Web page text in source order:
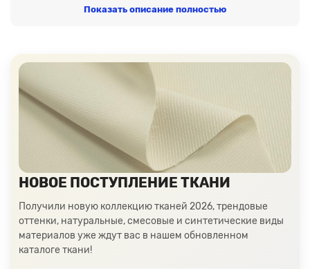
вы можете оформить заказ на нарезку бесплатных образцов.
Полупрозрачность и текстура
Сетка гофрированная в горошек отличается своей
полупрозрачной структурой, что позволяет создавать легкие
и воздушные наряды. Она мягкая на ощупь, приятная к телу и
обладает эластичностью, что обеспечивает комфорт при
носке. Гофрированная текстура придает материалу объем и
динамичность, а круглые точки в виде горошка добавляют
игривости и оригинальности.
Применение в одежде
одежды:
- Летние платья;
- Топы и блузы;
Показать описание полностью
НОВОЕ ПОСТУПЛЕНИЕ ТКАНИ
Получили новую коллекцию тканей 2026, трендовые
оттенки, натуральные, смесовые и синтетические виды
материалов уже ждут вас в нашем обновленном
каталоге ткани!